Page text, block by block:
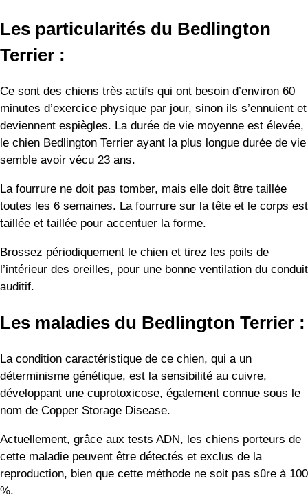
Les particularités du Bedlington
Terrier :
Ce sont des chiens très actifs qui ont besoin d’environ 60
minutes d’exercice physique par jour, sinon ils s’ennuient et
deviennent espiègles. La durée de vie moyenne est élevée,
le chien Bedlington Terrier ayant la plus longue durée de vie
semble avoir vécu 23 ans.
La fourrure ne doit pas tomber, mais elle doit être taillée
toutes les 6 semaines. La fourrure sur la tête et le corps est
taillée et taillée pour accentuer la forme.
Brossez périodiquement le chien et tirez les poils de
l’intérieur des oreilles, pour une bonne ventilation du conduit
auditif.
Les maladies du Bedlington Terrier :
La condition caractéristique de ce chien, qui a un
déterminisme génétique, est la sensibilité au cuivre,
développant une cuprotoxicose, également connue sous le
nom de Copper Storage Disease.
Actuellement, grâce aux tests ADN, les chiens porteurs de
cette maladie peuvent être détectés et exclus de la
reproduction, bien que cette méthode ne soit pas sûre à 100
%.